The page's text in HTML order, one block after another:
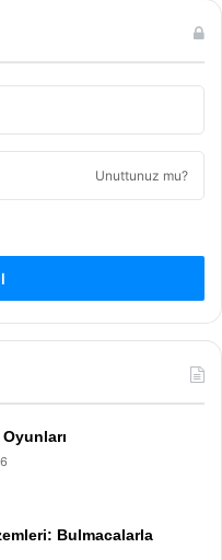
Unuttunuz mu?
Bulmacalarla